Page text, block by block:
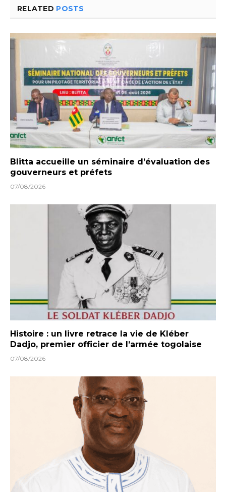
RELATED POSTS
Blitta accueille un séminaire d’évaluation des
gouverneurs et préfets
07/08/2026
Histoire : un livre retrace la vie de Kléber
Dadjo, premier officier de l’armée togolaise
07/08/2026